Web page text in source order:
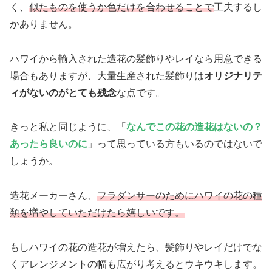
く、 似たものを使うか色だけを合わせることで工夫するし
かありません。
ハワイから輸入された造花の髪飾りやレイなら用意できる
場合もありますが、大量生産された髪飾りはオリジナリテ
ィがないのがとても残念な点です。
きっと私と同じように、「 なんでこの花の造花はないの？
あったら良いのに 」って思っている方もいるのではないで
しょうか。
造花メーカーさん、 フラダンサーのためにハワイの花の種
類を増やしていただけたら嬉しいです。
もしハワイの花の造花が増えたら、髪飾りやレイだけでな
くアレンジメントの幅も広がり考えるとウキウキします。